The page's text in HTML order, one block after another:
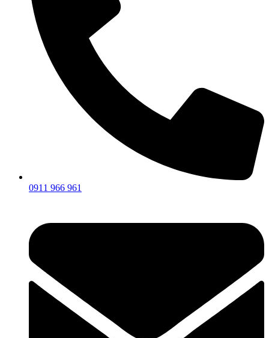
0911 966 961